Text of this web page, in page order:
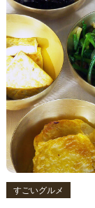
すごいグルメ